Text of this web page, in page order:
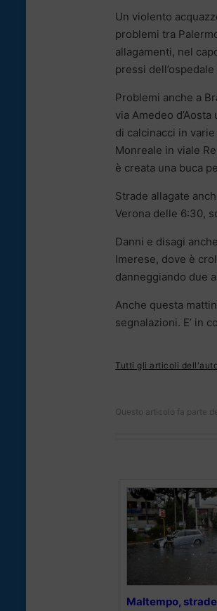
Un violento
problemi tra
allagamenti, nel
pressi
Problemi anche a
via Amedeo
di calcinacci in
Monreale in viale
è creata una buca
Strade allagate
Verona delle 6:30,
Danni e disagi
Imerese, dove è
danneggiando due
Anche questa
segnalazioni. E’ in
Tutti gli articoli
Questo articolo fa parte
Maltempo,